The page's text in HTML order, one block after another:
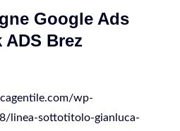
Google Ads
ADS Brez
wp-
linea-sottotitolo-gianluca-